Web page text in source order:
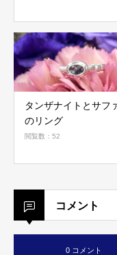
タンザナイトとサフ
のリング
閲覧数：52
コメント
0 コメント